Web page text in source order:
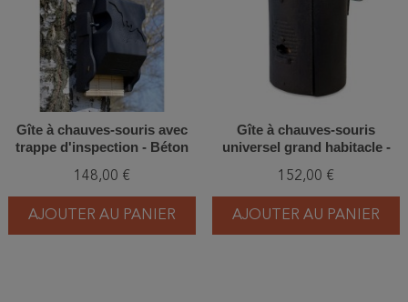
Gîte à chauves-souris avec
trappe d'inspection - Béton
238/9)
148,00 €
AJOUTER AU PANIER
Gîte à chauves-souris
universel grand habitacle -
(1FS - 133/7)
152,00 €
AJOUTER AU PANIER